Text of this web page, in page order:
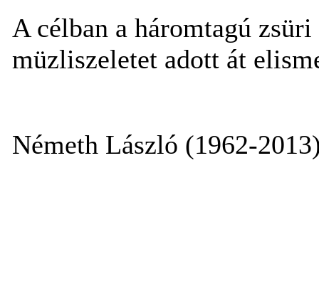
A célban a háromtagú
müzliszeletet adott át
Németh László (1962-